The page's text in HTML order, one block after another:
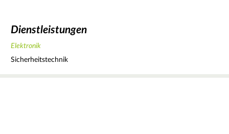
Dienstleistungen
Elektronik
Sicherheitstechnik